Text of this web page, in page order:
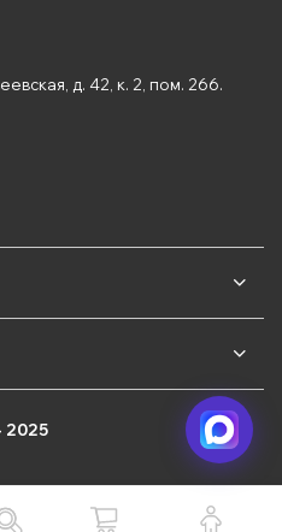
д. 42, к. 2, пом. 266.
2025